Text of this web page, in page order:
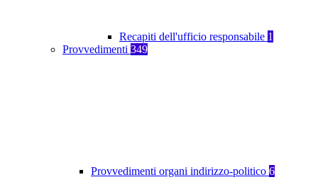
Recapiti dell'ufficio responsabile 1
Provvedimenti 349
Provvedimenti organi indirizzo-politico 6